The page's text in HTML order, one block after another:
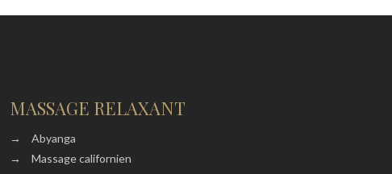
MASSAGE RELAXANT
→
Abyanga
→
Massage californien